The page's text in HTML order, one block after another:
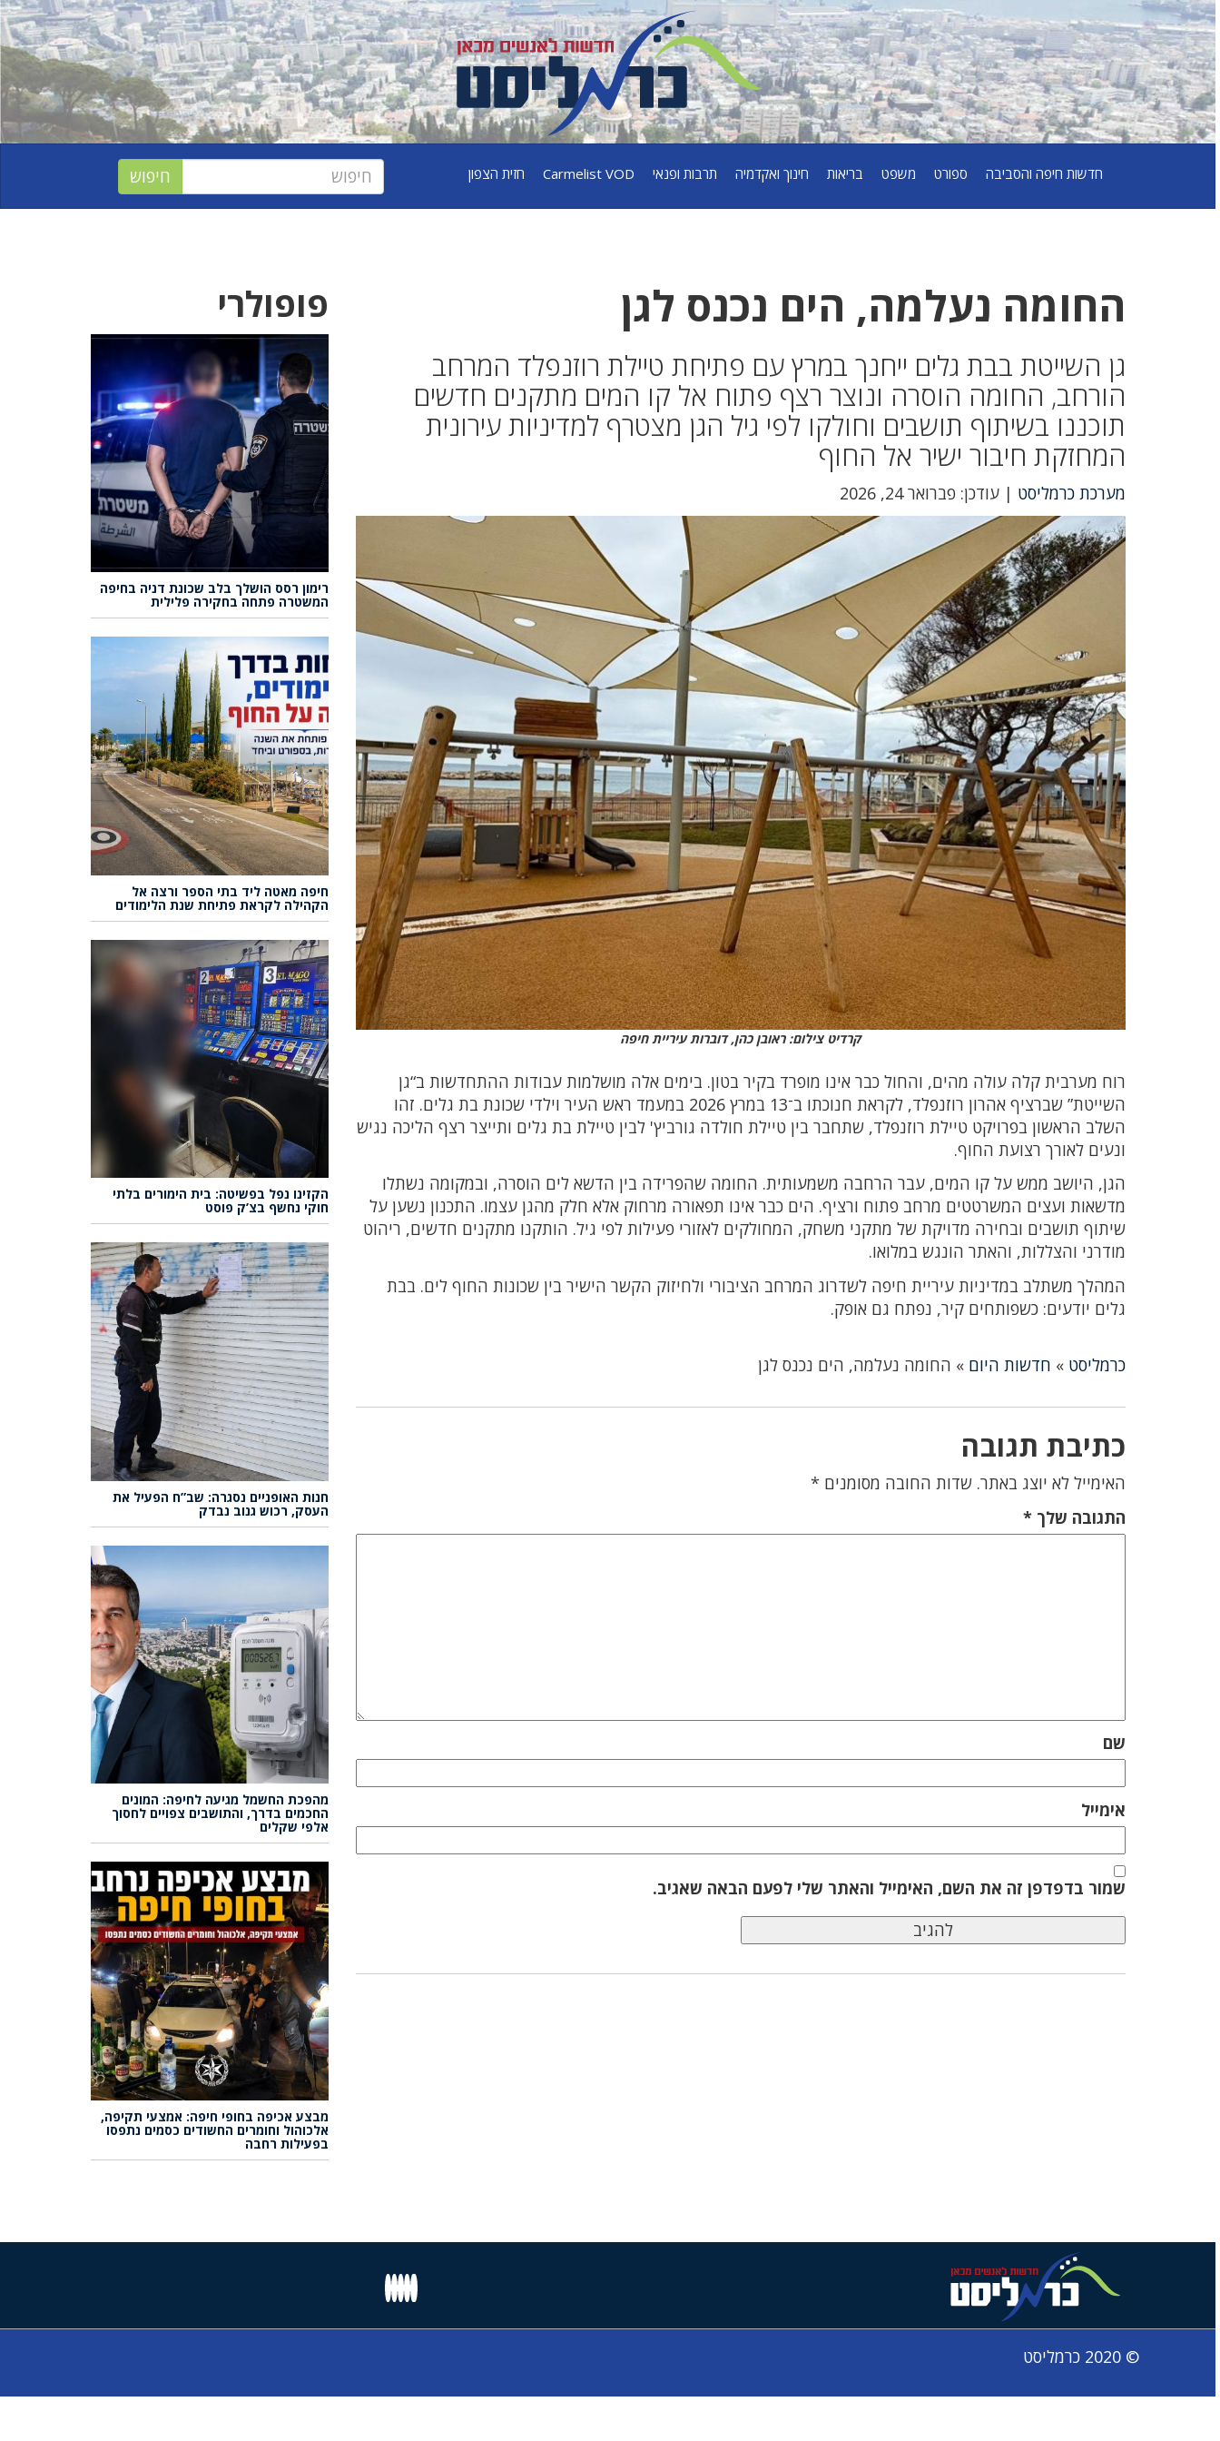
חדשות חיפה והסביבה ספורט משפט בריאות חינוך ואקדמיה תרבות ופנאי Carmelist VOD חזית הצפון
החומה נעלמה, הים נכנס לגן
גן השייטת בבת גלים ייחנך במרץ עם פתיחת טיילת רוזנפלד המרחב
הורחב, החומה הוסרה ונוצר רצף פתוח אל קו המים מתקנים חדשים
תוכננו בשיתוף תושבים וחולקו לפי גיל הגן מצטרף למדיניות עירונית
המחזקת חיבור ישיר אל החוף
מערכת כרמליסט | עודכן: פברואר 24, 2026
קרדיט צילום: ראובן כהן, דוברות עיריית חיפה
רוח מערבית קלה עולה מהים, והחול כבר אינו מופרד בקיר בטון. בימים אלה מושלמות עבודות ההתחדשות ב“גן
השייטת” שברציף אהרון רוזנפלד, לקראת חנוכתו ב־13 במרץ 2026 במעמד ראש העיר וילדי שכונת בת גלים. זהו
השלב הראשון בפרויקט טיילת רוזנפלד, שתחבר בין טיילת חולדה גורביץ' לבין טיילת בת גלים ותייצר רצף הליכה נגיש
ונעים לאורך רצועת החוף.
הגן, היושב ממש על קו המים, עבר הרחבה משמעותית. החומה שהפרידה בין הדשא לים הוסרה, ובמקומה נשתלו
מדשאות ועצים המשרטטים מרחב פתוח ורציף. הים כבר אינו תפאורה מרחוק אלא חלק מהגן עצמו. התכנון נשען על
שיתוף תושבים ובחירה מדויקת של מתקני משחק, המחולקים לאזורי פעילות לפי גיל. הותקנו מתקנים חדשים, ריהוט
מודרני והצללות, והאתר הונגש במלואו.
המהלך משתלב במדיניות עיריית חיפה לשדרוג המרחב הציבורי ולחיזוק הקשר הישיר בין שכונות החוף לים. בבת
גלים יודעים: כשפותחים קיר, נפתח גם אופק.
כרמליסט » חדשות היום » החומה נעלמה, הים נכנס לגן
כתיבת תגובה
האימייל לא יוצג באתר. שדות החובה מסומנים *
התגובה שלך*
שם
אימייל
שמור בדפדפן זה את השם, האימייל והאתר שלי לפעם הבאה שאגיב.
פופולרי
רימון רסס הושלך בלב שכונת דניה בחיפה
המשטרה פתחה בחקירה פלילית
חיפה מאטה ליד בתי הספר ורצה אל
הקהילה לקראת פתיחת שנת הלימודים
הקזינו נפל בפשיטה: בית הימורים בלתי
חוקי נחשף בצ’ק פוסט
חנות האופניים נסגרה: שב”ח הפעיל את
העסק, רכוש גנוב נבדק
מהפכת החשמל מגיעה לחיפה: המונים
החכמים בדרך, והתושבים צפויים לחסוך
אלפי שקלים
מבצע אכיפה בחופי חיפה: אמצעי תקיפה,
אלכוהול וחומרים החשודים כסמים נתפסו
בפעילות רחבה
© 2020 כרמליסט